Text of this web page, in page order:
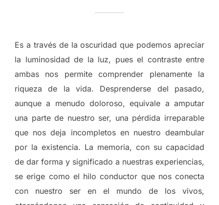
Es a través de la oscuridad que podemos apreciar
la luminosidad de la luz, pues el contraste entre
ambas nos permite comprender plenamente la
riqueza de la vida. Desprenderse del pasado,
aunque a menudo doloroso, equivale a amputar
una parte de nuestro ser, una pérdida irreparable
que nos deja incompletos en nuestro deambular
por la existencia. La memoria, con su capacidad
de dar forma y significado a nuestras experiencias,
se erige como el hilo conductor que nos conecta
con nuestro ser en el mundo de los vivos,